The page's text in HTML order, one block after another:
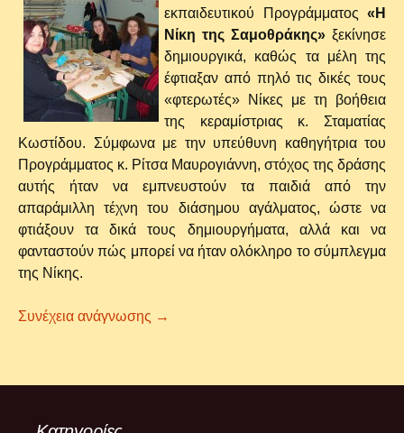
εκπαιδευτικού Προγράμματος «Η
Νίκη της Σαμοθράκης» ξεκίνησε
δημιουργικά, καθώς τα μέλη της
έφτιαξαν από πηλό τις δικές τους
«φτερωτές» Νίκες με τη βοήθεια
της κεραμίστριας κ. Σταματίας
Κωστίδου. Σύμφωνα με την υπεύθυνη καθηγήτρια του
Προγράμματος κ. Ρίτσα Μαυρογιάννη, στόχος της δράσης
αυτής ήταν να εμπνευστούν τα παιδιά από την
απαράμιλλη τέχνη του διάσημου αγάλματος, ώστε να
φτιάξουν τα δικά τους δημιουργήματα, αλλά και να
φανταστούν πώς μπορεί να ήταν ολόκληρο το σύμπλεγμα
της Νίκης.
Συνέχεια ανάγνωσης Η Νίκη της Σαμοθράκης σε πηλό
→